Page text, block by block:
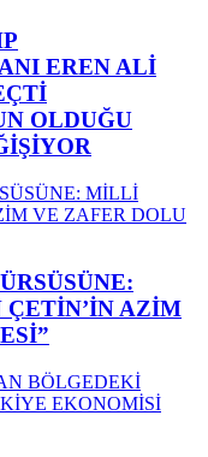
EREN ALİ
OLDUĞU
AZİM